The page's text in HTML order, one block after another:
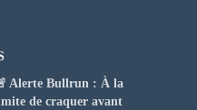
Alerte Bullrun : À la
de craquer avant